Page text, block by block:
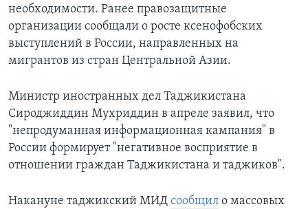
необходимости. Ранее правозащитные
организации сообщали о росте ксенофобских
выступлений в России, направленных на
мигрантов из стран Центральной Азии.
Министр иностранных дел Таджикистана
Сироджиддин Мухриддин в апреле заявил, что
"непродуманная информационная кампания" в
России формирует "негативное восприятие в
отношении граждан Таджикистана и таджиков".
Накануне таджикский МИД сообщил о массовых